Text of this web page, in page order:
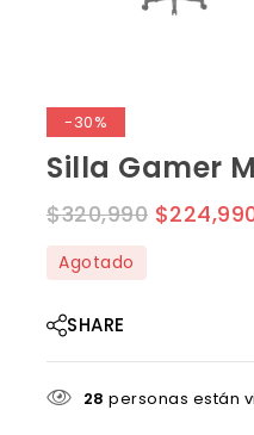
-30%
Silla Gamer
$320,990 $
Agotado
SHARE
28 personas están